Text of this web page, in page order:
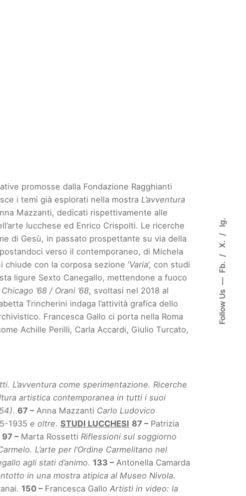
Follow Us
Fb.
X.
Ig.
promosse dalla Fondazione Ragghianti
i temi già esplorati nella mostra L’avventura
Mazzanti, dedicati rispettivamente alle
lucchese ed Enrico Crispolti. Le ricerche
di Gesù, in passato prospettante su via della
verso il contemporaneo, di Michela
con la corposa sezione ‘Varia’, con studi
ligure Sexto Canegallo, mettendone a fuoco
’68 / Orani ’68, svoltasi nel 2018 al
Trincherini indaga l’attività grafica dello
Francesca Gallo ci porta nella Roma
Achille Perilli, Carla Accardi, Giulio Turcato,
L’avventura come sperimentazione. Ricerche
artistica contemporanea in tutti i suoi
.67 –Anna Mazzanti Carlo Ludovico
1935e oltre.STUDI LUCCHESI 87 –Patrizia
97 –Marta RossettiRiflessioni sul soggiorno
L’arte per l’Ordine Carmelitano nel
agli stati d’animo.133 –Antonella Camarda
in una mostra atipica al Museo Nivola.
150 –Francesca GalloArtisti in video: la